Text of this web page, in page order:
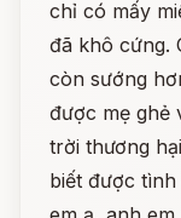
chỉ có mấy
đã khô cứng.
còn sướng
được mẹ ghẻ
trời thương
biết được